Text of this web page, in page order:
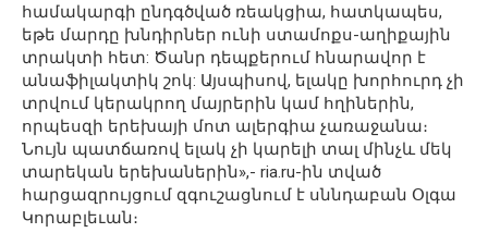
համակարգի ընդգծված ռեակցիա, հատկապես,
եթե մարդը խնդիրներ ունի ստամոքս-աղիքային
տրակտի հետ: Ծանր դեպքերում հնարավոր է
անաֆիլակտիկ շոկ: Այսպիսով, ելակը խորհուրդ չի
տրվում կերակրող մայրերին կամ հղիներին,
որպեսզի երեխայի մոտ ալերգիա չառաջանա։
Նույն պատճառով ելակ չի կարելի տալ մինչև մեկ
տարեկան երեխաներին»,- ria.ru-ին տված
հարցազրույցում զգուշացնում է սննդաբան Օլգա
Կորաբլեւան։